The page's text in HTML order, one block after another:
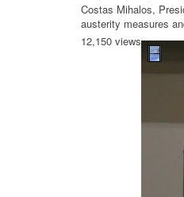
Costas Mihalos,
austerity measures
12,150 views